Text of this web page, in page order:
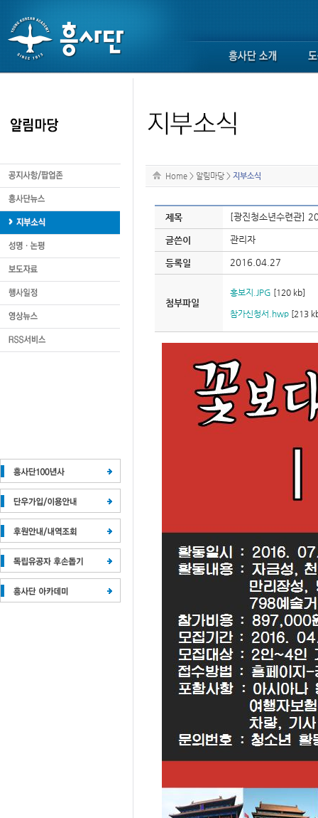
Home > 알림마당 > 지부소식
제목 [광진청소년수련관]
글쓴이 관리자
등록일 2016.04.27
첨부파일
홍보지.JPG [120 kb]
참가신청서.hwp[213